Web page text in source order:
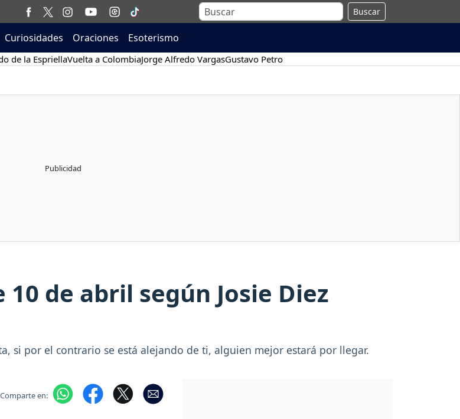
Buscar
Curiosidades Oraciones Esoterismo
de la EspriellaVuelta a ColombiaJorge Alfredo VargasGustavo Petro
de abril según Josie Diez
si por el contrario se está alejando de ti, alguien mejor estará por llegar.
Comparte en: